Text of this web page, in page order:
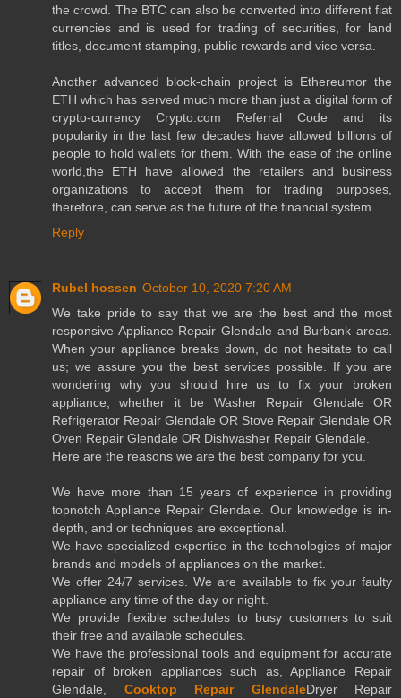
the crowd. The BTC can also be converted into different fiat
currencies and is used for trading of securities, for land
titles, document stamping, public rewards and vice versa.
Another advanced block-chain project is Ethereumor the
ETH which has served much more than just a digital form of
crypto-currency Crypto.com Referral Code and its
popularity in the last few decades have allowed billions of
people to hold wallets for them. With the ease of the online
world,the ETH have allowed the retailers and business
organizations to accept them for trading purposes,
therefore, can serve as the future of the financial system.
Reply
Rubel hossen October 10, 2020 7:20 AM
We take pride to say that we are the best and the most
responsive Appliance Repair Glendale and Burbank areas.
When your appliance breaks down, do not hesitate to call
us; we assure you the best services possible. If you are
wondering why you should hire us to fix your broken
appliance, whether it be Washer Repair Glendale OR
Refrigerator Repair Glendale OR Stove Repair Glendale OR
Oven Repair Glendale OR Dishwasher Repair Glendale.
Here are the reasons we are the best company for you.
We have more than 15 years of experience in providing
topnotch Appliance Repair Glendale. Our knowledge is in-
depth, and or techniques are exceptional.
We have specialized expertise in the technologies of major
brands and models of appliances on the market.
We offer 24/7 services. We are available to fix your faulty
appliance any time of the day or night.
We provide flexible schedules to busy customers to suit
their free and available schedules.
We have the professional tools and equipment for accurate
repair of broken appliances such as, Appliance Repair
Glendale, Cooktop Repair GlendaleDryer Repair